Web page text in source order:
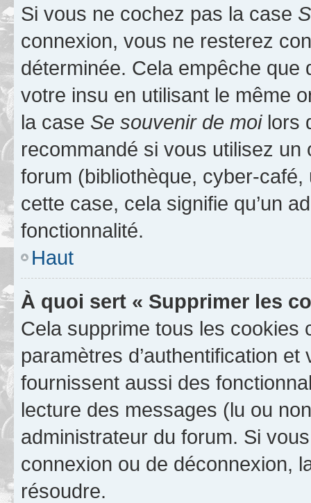
Si vous ne cochez pas la case
connexion, vous ne resterez
déterminée. Cela empêche que
votre insu en utilisant le même
la case Se souvenir de moilors
recommandé si vous utilisez
forum (bibliothèque, cyber-
cette case, cela signifie qu’un
fonctionnalité.
Haut
À quoi sert « Supprimer les
Cela supprime tous les cookies
paramètres d’authentification
fournissent aussi des
lecture des messages (lu ou
administrateur du forum. Si
connexion ou de déconnexion,
résoudre.